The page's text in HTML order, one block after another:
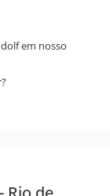
em nosso